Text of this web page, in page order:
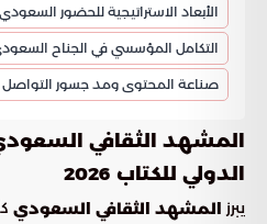
الأبعاد الاستراتيجية للحضور
التكامل المؤسسي في الجناح
صناعة المحتوى ومد جسور التواصل
المشهد الثقافي
الدولي للكتاب 2026
يبرز المشهد الثقافي السعودي